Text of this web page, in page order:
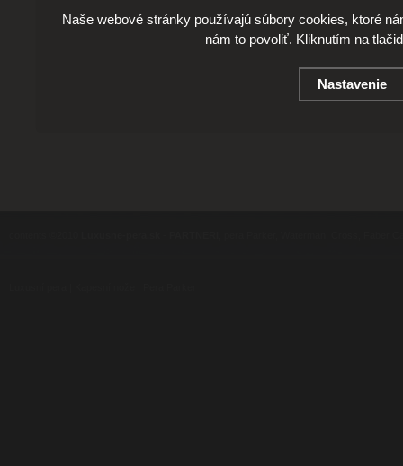
Naše webové stránky používajú súbory cookies, ktoré
nám to povoliť. Kliknutím na
Nastavenie